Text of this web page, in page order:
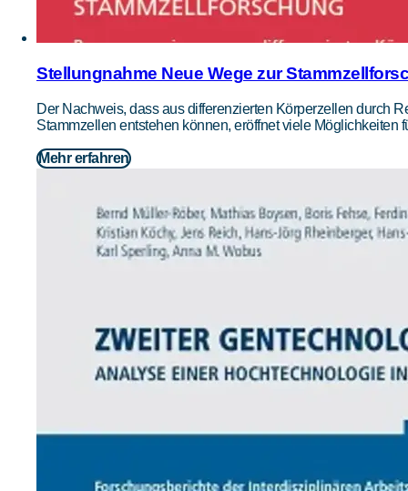
Stellungnahme Neue Wege zur
Der Nachweis, dass aus differenzierten Körperzellen durch
Stammzellen entstehen können, eröffnet viele Möglichkeiten
Mehr erfahren